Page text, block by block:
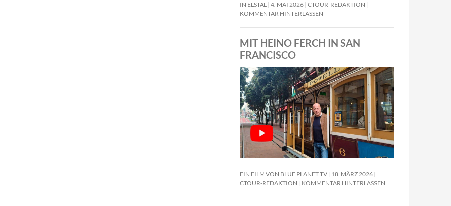
IN ELSTAL 4. MAI 2026 CTOUR-REDAKTION
KOMMENTAR HINTERLASSEN
MIT HEINO FERCH IN SAN
FRANCISCO
EIN FILM VON BLUE PLANET TV 18. MÄRZ 2026
CTOUR-REDAKTION
KOMMENTAR HINTERLASSEN